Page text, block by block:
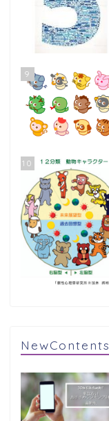
9
10
NewContents